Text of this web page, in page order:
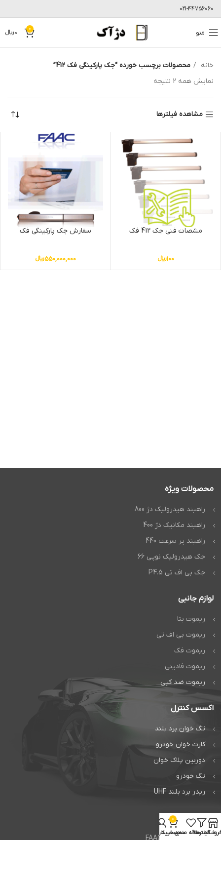
021-44756060
منو 0
0﷼
خانه
محصولات برچسب خورده “جک پارکینگی فک 412”
نمایش همه 2 نتیجه
مشاهده فیلترها
مشصات فنی جک 412 فک
100﷼
سفارش جک پارکینگی فک
550,000,000﷼
محصولات ویژه
راهبند هیدرولیک دژ 800
راهبند مکانیک دژ 400
راهبند پر سرعت 440
جک هیدرولیک نوپی 66
جک بی اف تی P4.5
لوازم جانبی
ریموت بتا
ریموت بی اف تی
ریموت فک
ریموت فادینی
ریموت ضد کپی
اکسس کنترل
تگ خوان برد بلند
کارت خوان خودرو
دوربین پلاک خوان
تگ خودرو
ریدر برد بلند UHF
خدمات
تعمیر جک فک FAAC
فروشگاهفیلترهاعلاقه مندی
0
سبد خرید
حساب کاربری من